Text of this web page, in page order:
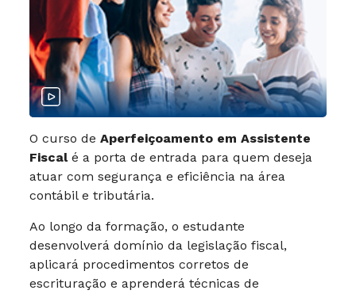
O curso de Aperfeiçoamento em Assistente
Fiscalé a porta de entrada para quem deseja
atuar com segurança e eficiência na área
contábil e tributária.
Ao longo da formação, o estudante
desenvolverá domínio da legislação fiscal,
aplicará procedimentos corretos de
escrituração e aprenderá técnicas de